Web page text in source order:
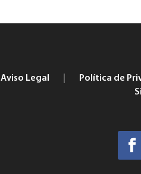
Aviso Legal Política de